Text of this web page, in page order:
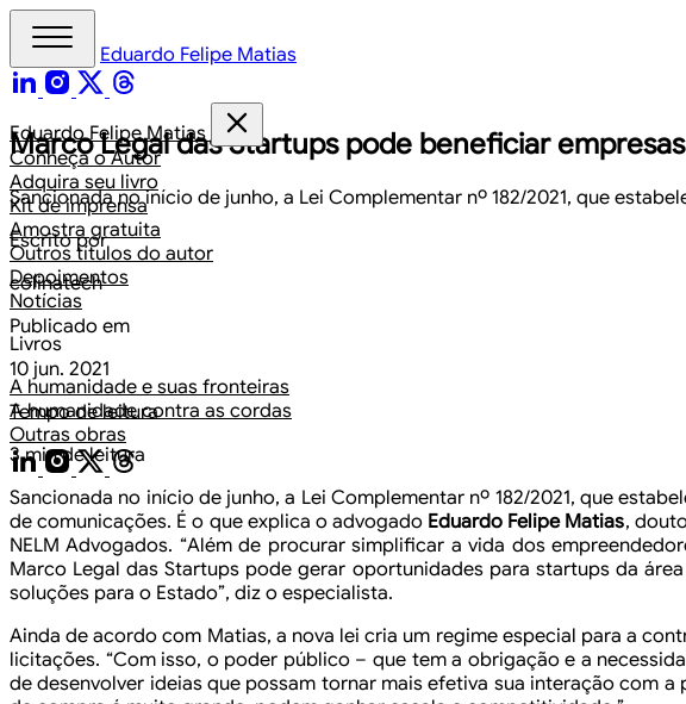
Eduardo Felipe Matias
Eduardo Felipe Matias
Conheça o Autor
Adquira seu livro
Kit de imprensa
Amostra gratuita
Outros títulos do autor
Depoimentos
Notícias
Livros
A humanidade e suas fronteiras
A humanidade contra as cordas
Outras obras
Marco Legal das Startups pode beneficiar
Sancionada no início de junho, a Lei Complementar nº 182/2021, que
Escrito por
colinatech
Publicado em
10 jun. 2021
Tempo de leitura
3 min de leitura
Sancionada no início de junho, a Lei Complementar nº 182/2021, que
de comunicações. É o que explica o advogado Eduardo Felipe Matias,
NELM Advogados. “Além de procurar simplificar a vida dos
Marco Legal das Startups pode gerar oportunidades para startups da
soluções para o Estado”, diz o especialista.
Ainda de acordo com Matias, a nova lei cria um regime especial para a
licitações. “Com isso, o poder público – que tem a obrigação e a
de desenvolver ideias que possam tornar mais efetiva sua interação com a